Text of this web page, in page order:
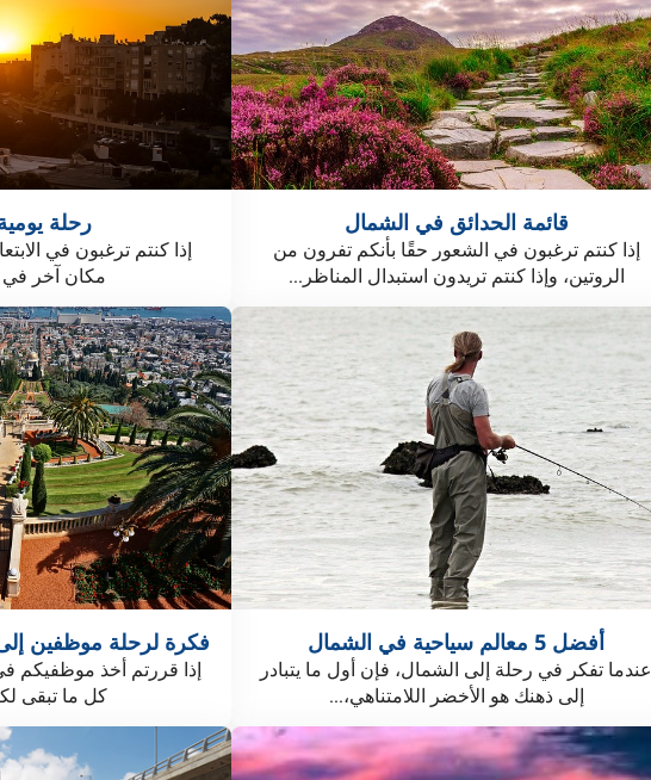
قائمة الحدائق في الشمال
إذا كنتم ترغبون في الشعور حقًا بأنكم تفرون من
الروتين، وإذا كنتم تريدون استبدال المناظر...
رحلة
إذا كنتم ترغبون في
مكان آخر في
أفضل 5 معالم سياحية في الشمال
عندما تفكر في رحلة إلى الشمال، فإن أول ما يتبادر
إلى ذهنك هو الأخضر اللامتناهي،...
فكرة لرحلة موظفين
إذا قررتم أخذ موظفيكم
كل ما تبقى